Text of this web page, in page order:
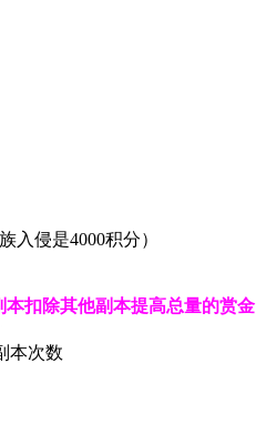
入侵是4000积分）
扣除其他副本提高总量的赏金
本次数